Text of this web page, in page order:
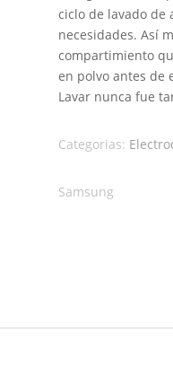
ciclo de lavado de
necesidades. Así
compartimiento
en polvo antes de
Lavar nunca fue
Categorias:
Samsung